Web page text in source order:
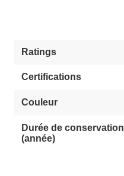
Ratings
Certifications
Couleur
Durée de conservation
(année)